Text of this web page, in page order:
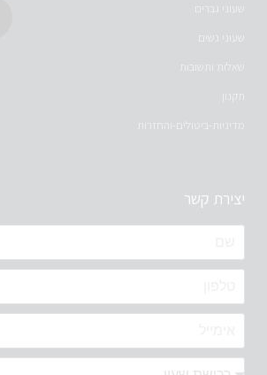
שעוני גברים
שעוני נשים
שאלות ותשובות
תקנון
מדיניות-ביטולים-והחזרות
יצירת קשר